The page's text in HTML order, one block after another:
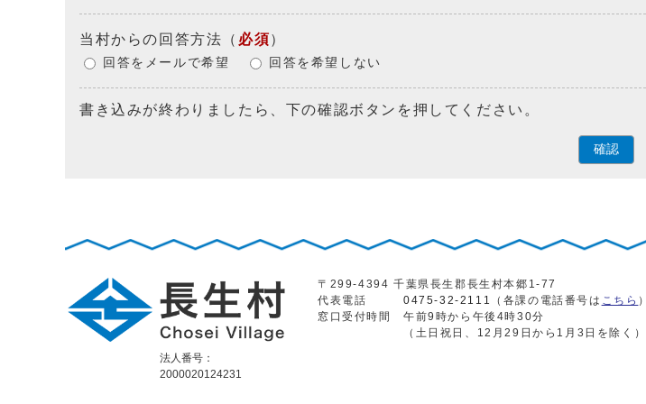
当村からの回答方法 （ 必須）
回答をメールで希望 回答を希望しない
書き込みが終わりましたら、下の確認ボタンを押してください。
確認
法人番号：
2000020124231
〒299-4394 千葉県長生郡長生村本郷1-77
代表電話
0475-32-2111 （各課の電話番号は こちら ）
窓口受付時間
午前9時から午後4時30分
（土日祝日、12月29日から1月3日を除く）